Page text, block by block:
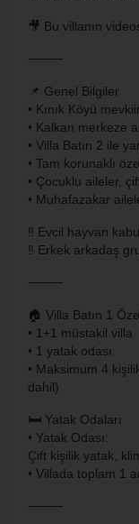
🎥 Bu villanın
⸻
📌 Genel Bilgiler
• Kınık Köyü
• Kalkan merkeze
• Villa Batın 2 ile
• Tam korunaklı
• Çocuklu aileler,
• Muhafazakar
‼️ Evcil hayvan
‼️ Erkek arkadaş
⸻
🏠 Villa Batın 1
• 1+1 müstakil villa
• 1 yatak odası
• Maksimum 4
dahil)
🛏️ Yatak Odaları
• Yatak Odası:
Çift kişilik yatak,
• Villada toplam 1
⸻